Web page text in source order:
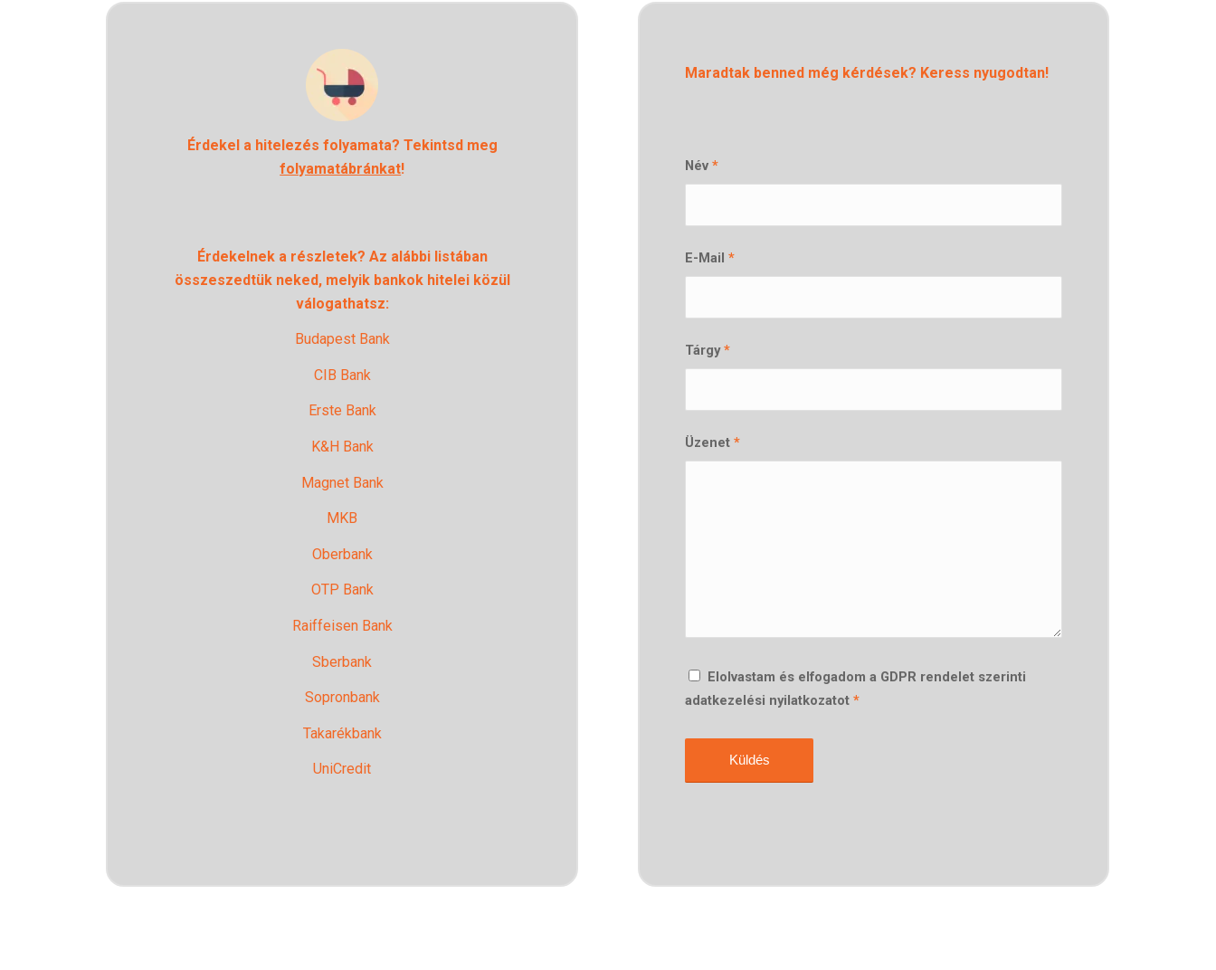
Érdekel a hitelezés folyamata? Tekintsd meg
folyamatábránkat!
Érdekelnek a részletek? Az alábbi listában
összeszedtük neked, melyik bankok hitelei közül
válogathatsz:
Budapest Bank
CIB Bank
Erste Bank
K&H Bank
Magnet Bank
MKB
Oberbank
OTP Bank
Raiffeisen Bank
Sberbank
Sopronbank
Takarékbank
UniCredit
Maradtak benned még kérdések? Keress nyugodtan!
Név*
E-Mail*
Tárgy*
Üzenet*
Elolvastam és elfogadom a GDPR rendelet szerinti
adatkezelési nyilatkozatot*